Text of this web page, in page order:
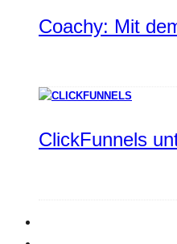
Coachy: Mit
ClickFunnels